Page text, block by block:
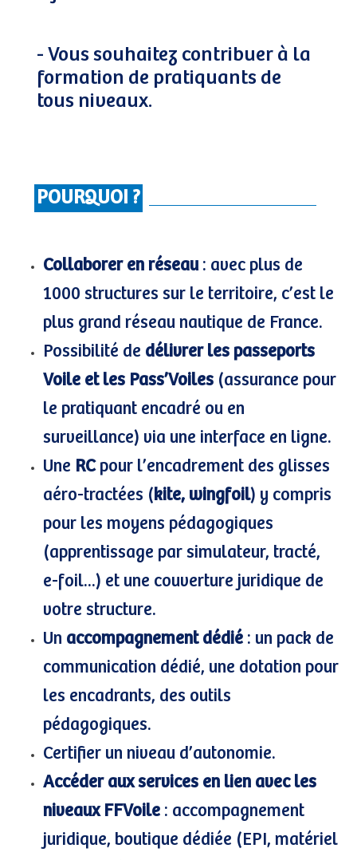
- Vous souhaitez contribuer à la
formation de pratiquants de
tous niveaux.
POURQUOI ?
Collaborer en réseau : avec plus de
1000 structures sur le territoire, c’est le
plus grand réseau nautique de France.
Possibilité de délivrer les passeports
Voile et les Pass’Voiles (assurance pour
le pratiquant encadré ou en
surveillance) via une interface en ligne.
Une RC pour l’encadrement des glisses
aéro-tractées ( kite, wingfoil) y compris
pour les moyens pédagogiques
(apprentissage par simulateur, tracté,
e-foil...) et une couverture juridique de
votre structure.
Un accompagnement dédié : un pack de
communication dédié, une dotation pour
les encadrants, des outils
pédagogiques.
Certifier un niveau d’autonomie.
Accéder aux services en lien avec les
niveaux FFVoile : accompagnement
juridique, boutique dédiée (EPI, matériel